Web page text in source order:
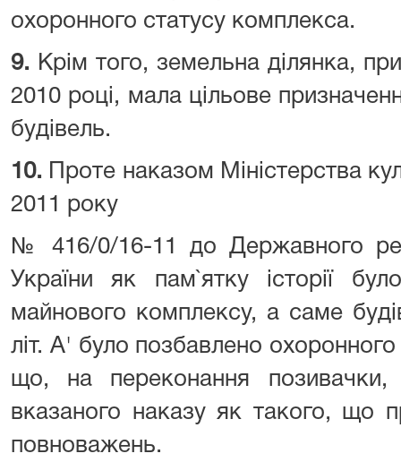
охоронного статусу комплекса.
9. Крім того, земельна ділянка,
2010 році, мала цільове
будівель.
10.
Проте наказом Міністерства
2011 року
№ 416/0/16-11 до Державного
України як пам`ятку історії
майнового комплексу, а саме
літ. А' було позбавлено охоронного
що, на переконання позивачки,
вказаного наказу як такого, що
повноважень.